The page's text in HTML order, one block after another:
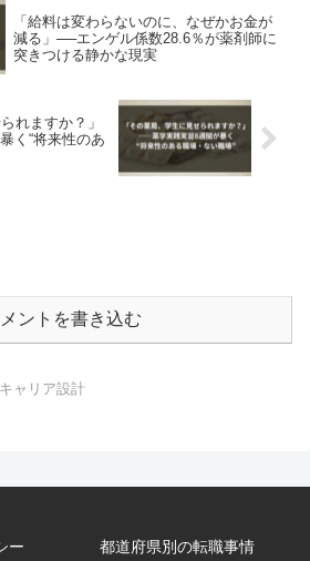
「給料は変わらないのに、なぜかお金が
減る」──エンゲル係数28.6％が薬剤師に
突きつける静かな現実
れますか？」
く“将来性のあ
ントを書き込む
ャリア設計
ー
都道府県別の転職事情